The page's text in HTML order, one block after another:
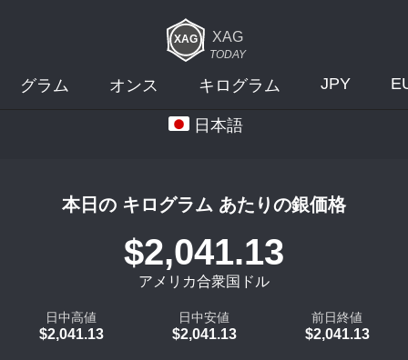
XAG
TODAY
グラム オンス キログラム JPY
日本語
本日の キログラム あたりの銀価格
$2,041.13
アメリカ合衆国ドル
日中高値
$2,041.13
日中安値
$2,041.13
前日終値
$2,041.13